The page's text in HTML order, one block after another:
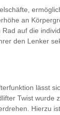
an
auf die
den Lenker
lässt
Twist wurde
Hierzu